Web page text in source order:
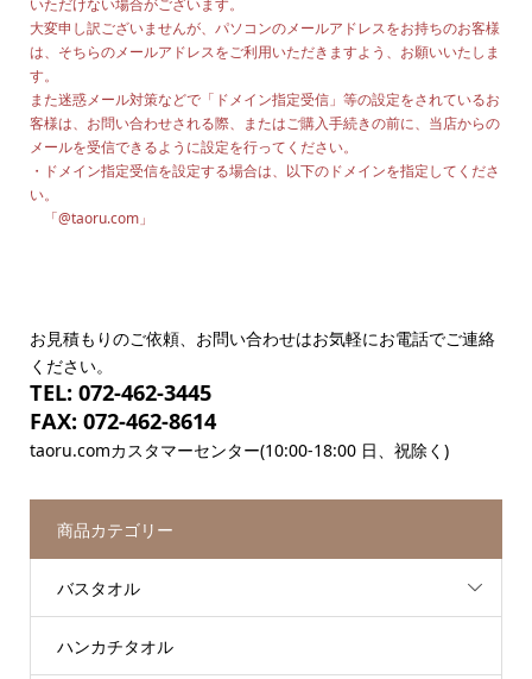
いただけない場合がございます。
大変申し訳ございませんが、パソコンのメールアドレスをお持ちのお客様
は、そちらのメールアドレスをご利用いただきますよう、お願いいたしま
す。
また迷惑メール対策などで「ドメイン指定受信」等の設定をされているお
客様は、お問い合わせされる際、またはご購入手続きの前に、当店からの
メールを受信できるように設定を行ってください。
・ドメイン指定受信を設定する場合は、以下のドメインを指定してくださ
い。
「@taoru.com」
お見積もりのご依頼、お問い合わせはお気軽にお電話でご連絡
ください。
TEL: 072-462-3445
FAX: 072-462-8614
taoru.comカスタマーセンター(10:00-18:00 日、祝除く)
商品カテゴリー
バスタオル
ハンカチタオル